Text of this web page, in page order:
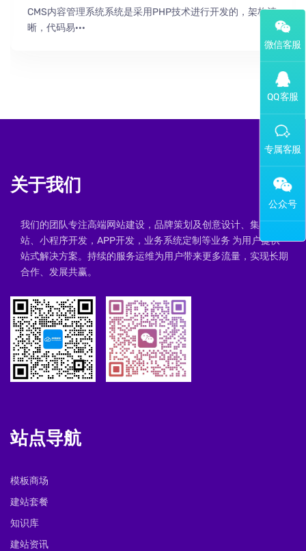
CMS内容管理系统系统是采用PHP技术进行开发的，架构清
晰，代码易···
关于我们
我们的团队专注高端网站建设，品牌策划及创意设计、集群建
站、小程序开发，APP开发，业务系统定制等业务 为用户提供一
站式解决方案。持续的服务运维为用户带来更多流量，实现长期
合作、发展共赢。
站点导航
模板商场
建站套餐
知识库
建站资讯